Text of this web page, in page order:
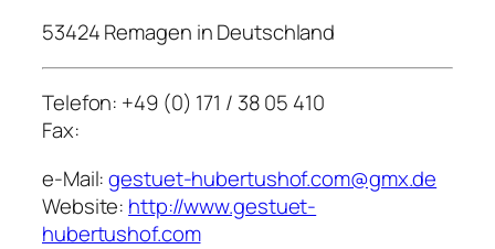
53424 Remagen in Deutschland
Telefon: +49 (0) 171 / 38 05 410
Fax:
e-Mail:gestuet-hubertushof.com@gmx.de
Website: http://www.gestuet-
hubertushof.com